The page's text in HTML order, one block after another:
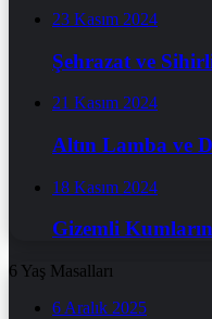
23 Kasım 2024
Şehrazat ve
21 Kasım 2024
Altın Lamba ve
18 Kasım 2024
Gizemli
6 Yaş Masalları
6 Aralık 2025